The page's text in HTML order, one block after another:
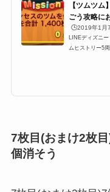
【ツムツ
ごう攻略に
🕒️2019年1月
LINEディズニ
ムヒストリー5
7枚目(おまけ2枚
個消そう